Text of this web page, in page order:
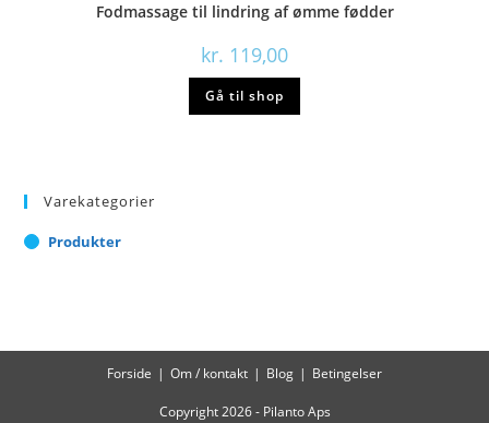
Fodmassage til lindring af ømme fødder
kr. 119,00
Gå til shop
Varekategorier
Produkter
Forside Om / kontakt Blog Betingelser
Copyright 2026 - Pilanto Aps